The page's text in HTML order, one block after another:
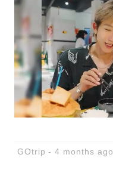
GOtrip 4 months ago